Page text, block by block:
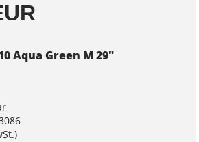
Aqua Green M 29"